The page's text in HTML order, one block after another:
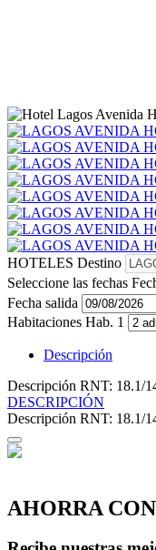
HOTELES Destino
Seleccione las fechas
Fecha salida
Habitaciones Hab. 1
Descripción
Descripción RNT: 18.1/
DESCRIPCIÓN
Descripción RNT: 18.1/
AHORRA